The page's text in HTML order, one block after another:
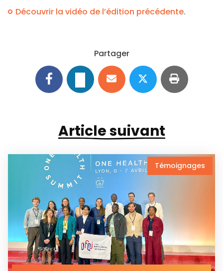
Découvrir la vidéo de l’édition précédente.
Partager
Article suivant
Témoignages